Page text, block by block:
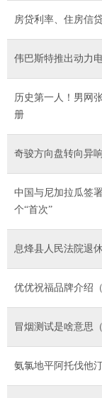
房贷利率、住房信
伟巴斯特推出动力
历史第一人！男网
册
奇骏方向盘转向异
中国与尼加拉瓜签
个“首次”
息烽县人民法院退
优优祝福品牌介绍
冒烟测试是啥意思
氨氯地平阿托伐他